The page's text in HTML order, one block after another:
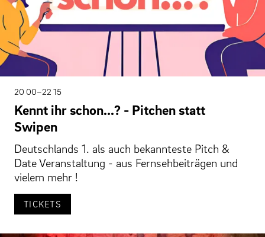
20 00–22 15
Kennt ihr schon...? - Pitchen statt
Swipen
Deutschlands 1. als auch bekannteste Pitch &
Date Veranstaltung - aus Fernsehbeiträgen und
vielem mehr !
TICKETS